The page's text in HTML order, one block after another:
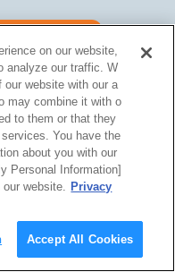
on our website,
analyze our traffic. W
our website with our a
may combine it with o
to them or that they
You have the
about you with our
Personal Information]
website. Privacy
Accept All Cookies